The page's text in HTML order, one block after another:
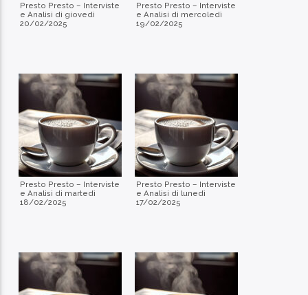
Presto Presto – Interviste
e Analisi di giovedì
20/02/2025
Presto Presto – Interviste
e Analisi di mercoledì
19/02/2025
Presto Presto – Interviste
e Analisi di martedì
18/02/2025
Presto Presto – Interviste
e Analisi di lunedì
17/02/2025